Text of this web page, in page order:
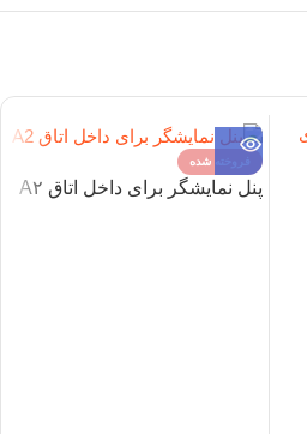
فروخته شده
پنل نمایشگر برای داخل اتاق A۲